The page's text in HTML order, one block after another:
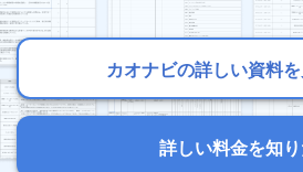
カオナビの詳しい資料
詳しい料金を知
カオナビの詳しい資料
詳しい料金を知
カオナビの詳しい資料
詳しい料金を知